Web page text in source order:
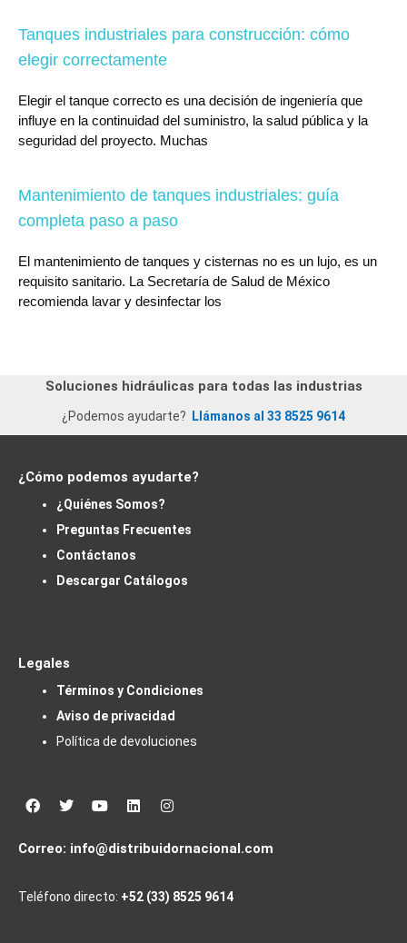
Tanques industriales para construcción: cómo
elegir correctamente
Elegir el tanque correcto es una decisión de ingeniería que
influye en la continuidad del suministro, la salud pública y la
seguridad del proyecto. Muchas
Mantenimiento de tanques industriales: guía
completa paso a paso
El mantenimiento de tanques y cisternas no es un lujo, es un
requisito sanitario. La Secretaría de Salud de México
recomienda lavar y desinfectar los
Soluciones hidráulicas para todas las industrias
¿Podemos ayudarte? Llámanos al 33 8525 9614
¿Cómo podemos ayudarte?
¿Quiénes Somos?
Preguntas Frecuentes
Contáctanos
Descargar Catálogos
Legales
Términos y Condiciones
Aviso de privacidad
Política de devoluciones
Facebook
TwitterYoutubeLinkedinInstagram
Correo: info@distribuidornacional.com
Teléfono directo: +52 (33) 8525 9614